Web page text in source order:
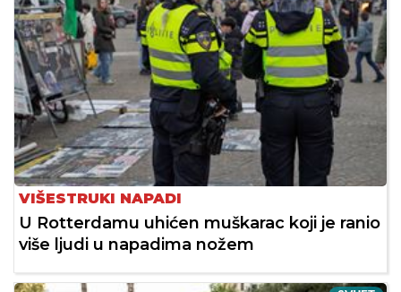
VIŠESTRUKI NAPADI
U Rotterdamu uhićen muškarac koji je ranio
više ljudi u napadima nožem